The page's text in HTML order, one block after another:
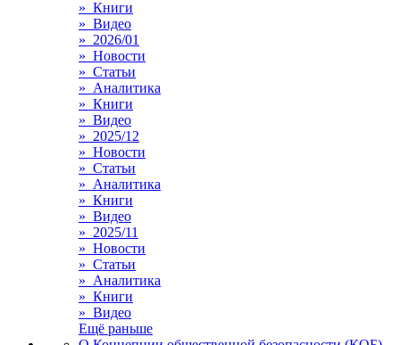
» Книги
» Видео
» 2026/01
» Новости
» Статьи
» Аналитика
» Книги
» Видео
» 2025/12
» Новости
» Статьи
» Аналитика
» Книги
» Видео
» 2025/11
» Новости
» Статьи
» Аналитика
» Книги
» Видео
Ещё раньше